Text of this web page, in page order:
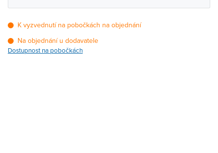
K vyzvednutí na pobočkách na objednání
Na objednání u dodavatele
Dostupnost na pobočkách